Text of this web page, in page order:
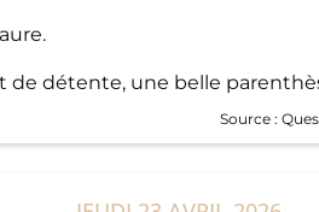
de détente, une belle
Source :